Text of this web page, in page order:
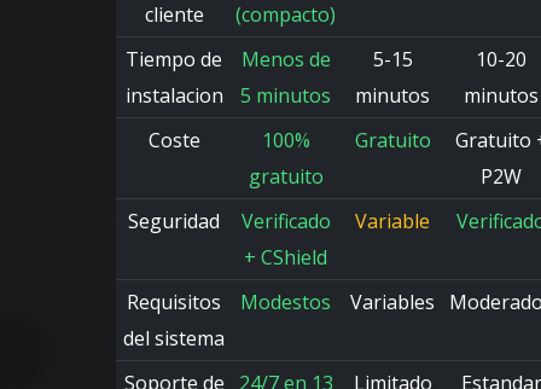
cliente
(compacto)
Tiempo de
instalacion
Menos de
5 minutos
5-15
minutos
10-20
minutos
Coste
100%
gratuito
Gratuito
Gratuito
P2W
Seguridad
Verificado
+ CShield
Variable
Requisitos
del sistema
Modestos Variables
Soporte de
24/7 en 13
Limitado Estandar